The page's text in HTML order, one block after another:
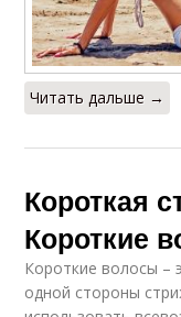
Читать дальше →
Короткая
Короткие
Короткие волосы –
одной стороны